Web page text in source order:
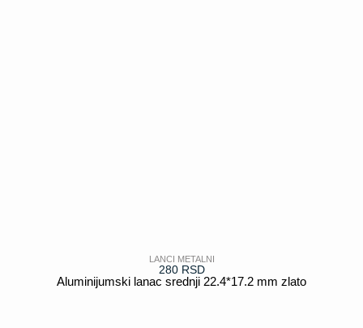
LANCI METALNI
280 RSD
Aluminijumski lanac srednji 22.4*17.2 mm zlato